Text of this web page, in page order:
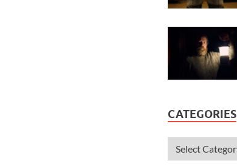
CATEGORIES